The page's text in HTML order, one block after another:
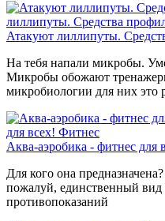
лиллипуты. Средства
Атакуют лиллипуты.
На тебя напали микробы.
Микробы обожают
микробиологии для них это
для всех! Фитнес
Аква-аэробика - фитнес для
Для кого она
пожалуй, единственный вид
противопоказаний